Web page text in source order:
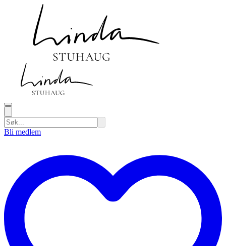
Bli medlem